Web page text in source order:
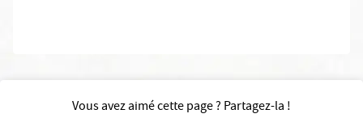
Vous avez aimé cette page ? Partagez-la !